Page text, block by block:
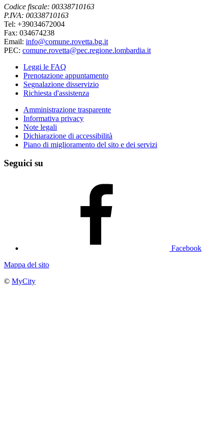
Codice fiscale: 00338710163
P.IVA: 00338710163
Tel: +39034672004
Fax: 034674238
Email: info@comune.rovetta.bg.it
PEC: comune.rovetta@pec.regione.lombardia.it
Leggi le FAQ
Prenotazione appuntamento
Segnalazione disservizio
Richiesta d'assistenza
Amministrazione trasparente
Informativa privacy
Note legali
Dichiarazione di accessibilità
Piano di miglioramento del sito e dei servizi
Seguici su
Facebook
Mappa del sito
© MyCity